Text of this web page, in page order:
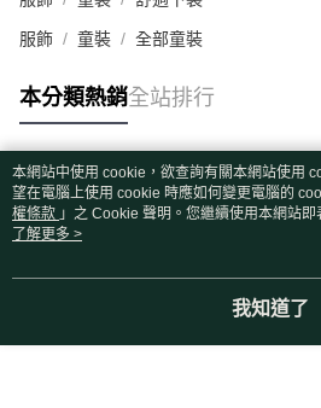
服飾 童裝 全部童裝
本分類熱銷全站排行
熱門標籤
本網站中使用 cookie，欲查詢有關本網站使用
望在電腦上使用 cookie 時應如何變更電腦的
權條款 」之 Cookie 聲明。您繼續使用本網站
用條款之 Cookie 聲明使用 cookie。
了解更多 >
我知道了